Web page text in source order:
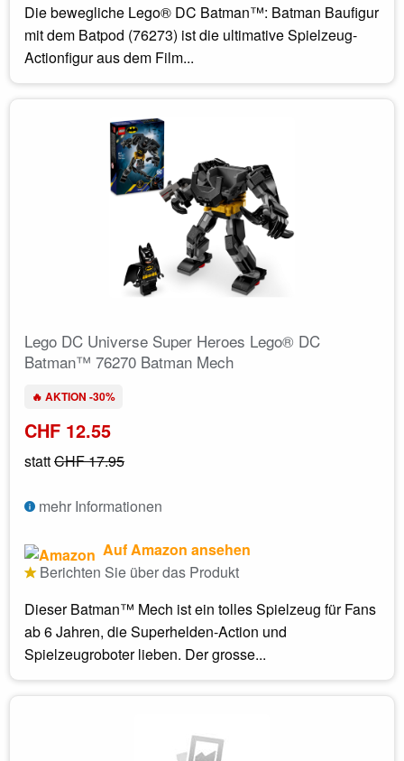
Die bewegliche Lego® DC Batman™: Batman Baufigur
mit dem Batpod (76273) ist die ultimative Spielzeug-
Actionfigur aus dem Film...
Lego DC Universe Super Heroes Lego® DC
Batman™ 76270 Batman Mech
🔥 AKTION -30%
CHF 12.55
stattCHF 17.95
mehr Informationen
Auf Amazon ansehen
Berichten Sie über das Produkt
Dieser Batman™ Mech ist ein tolles Spielzeug für Fans
ab 6 Jahren, die Superhelden-Action und
Spielzeugroboter lieben. Der grosse...